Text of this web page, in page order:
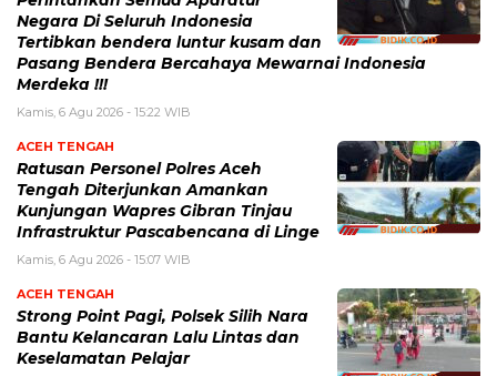
Negara Di Seluruh Indonesia
Tertibkan bendera luntur kusam dan
Pasang Bendera Bercahaya Mewarnai Indonesia
Merdeka !!!
Kamis, 6 Agu 2026 - 15:22 WIB
ACEH TENGAH
Ratusan Personel Polres Aceh
Tengah Diterjunkan Amankan
Kunjungan Wapres Gibran Tinjau
Infrastruktur Pascabencana di Linge
Kamis, 6 Agu 2026 - 15:07 WIB
ACEH TENGAH
Strong Point Pagi, Polsek Silih Nara
Bantu Kelancaran Lalu Lintas dan
Keselamatan Pelajar